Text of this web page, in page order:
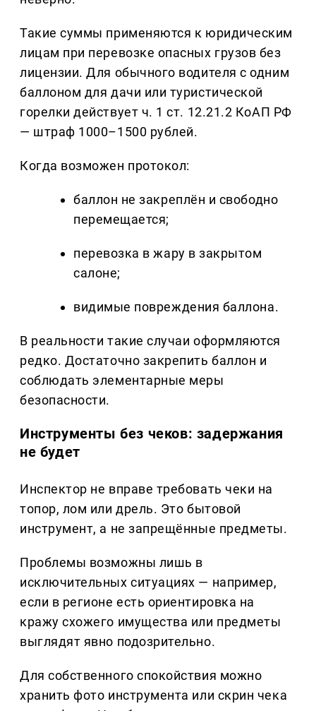
Такие суммы применяются к юридическим
лицам при перевозке опасных грузов без
лицензии. Для обычного водителя с одним
баллоном для дачи или туристической
горелки действует ч. 1 ст. 12.21.2 КоАП РФ
— штраф 1000–1500 рублей.
Когда возможен протокол:
баллон не закреплён и свободно
перемещается;
перевозка в жару в закрытом
салоне;
видимые повреждения баллона.
В реальности такие случаи оформляются
редко. Достаточно закрепить баллон и
соблюдать элементарные меры
безопасности.
Инструменты без чеков: задержания
не будет
Инспектор не вправе требовать чеки на
топор, лом или дрель. Это бытовой
инструмент, а не запрещённые предметы.
Проблемы возможны лишь в
исключительных ситуациях — например,
если в регионе есть ориентировка на
кражу схожего имущества или предметы
выглядят явно подозрительно.
Для собственного спокойствия можно
хранить фото инструмента или скрин чека